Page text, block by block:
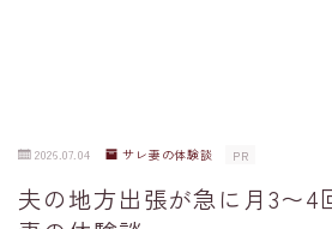
2026.07.04 サレ妻の体験談 PR
夫の地方出張が急に月3〜4